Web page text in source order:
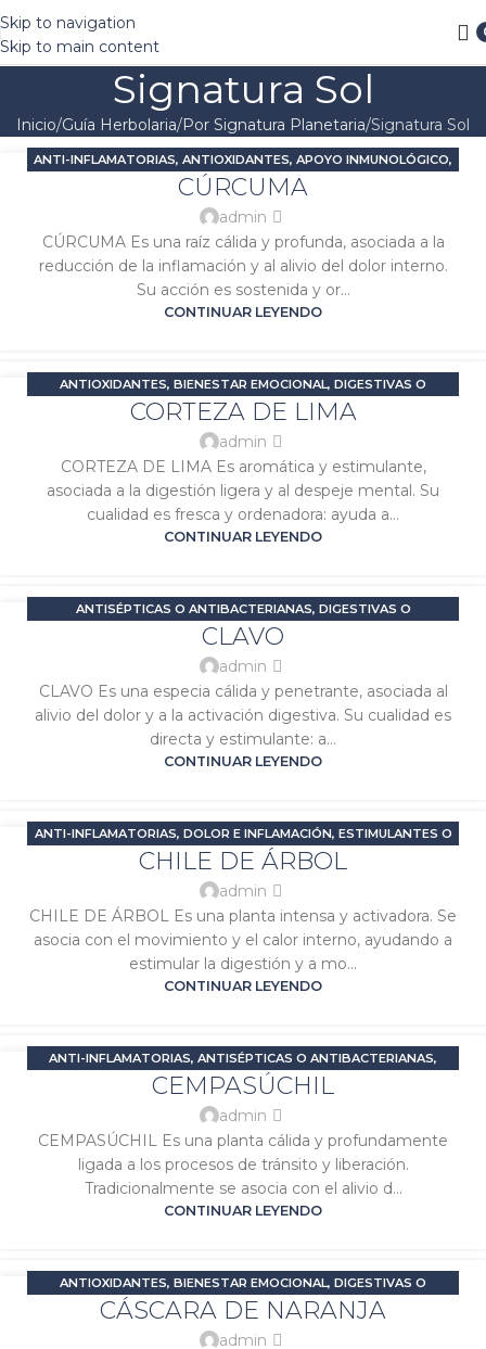
Skip to navigation
Skip to main content
Signatura Sol
Inicio Guía Herbolaria Por Signatura Planetaria Signatura Sol
04ANTI-INFLAMATORIAS, ANTIOXIDANTES, APOYO INMUNOLÓGICO,
DOLOR E INFLAMACIÓN,PROBLEMAS DIGESTIVOS
JÚPITER,
CÚRCUMA
admin
CÚRCUMA Es una raíz cálida y profunda, asociada a la
reducción de la inflamación y al alivio del dolor interno.
Su acción es sostenida y or...
CONTINUAR LEYENDO
04 ANTIOXIDANTES, BIENESTAR EMOCIONAL, DIGESTIVAS O
CARMINATIVAS,ESTRÉS Y ANSIEDAD,PROBLEMAS DIGESTIVOS
SIGNATURA JÚPITER
CORTEZA DE LIMA
admin
CORTEZA DE LIMA Es aromática y estimulante,
asociada a la digestión ligera y al despeje mental. Su
cualidad es fresca y ordenadora: ayuda a...
CONTINUAR LEYENDO
04 ANTISÉPTICAS O ANTIBACTERIANAS, DIGESTIVAS O
DOLOR E INFLAMACIÓN,
SIGNATURA MARTE
, SIGNATURA SOL
CLAVO
admin
CLAVO Es una especia cálida y penetrante, asociada al
alivio del dolor y a la activación digestiva. Su cualidad es
directa y estimulante: a...
CONTINUAR LEYENDO
04ANTI-INFLAMATORIAS, DOLOR E INFLAMACIÓN, ESTIMULANTES O
ENERGIZANTES,PROBLEMAS DIGESTIVOS,SIGNATURA MARTE
SIGNATURA SOL
CHILE DE ÁRBOL
admin
CHILE DE ÁRBOL Es una planta intensa y activadora. Se
asocia con el movimiento y el calor interno, ayudando a
estimular la digestión y a mo...
CONTINUAR LEYENDO
04 ANTI-INFLAMATORIAS, ANTISÉPTICAS O ANTIBACTERIANAS,
DIGESTIVAS O CARMINATIVAS
DOLOR E INFLAMACIÓN
PROBLEMAS DIGESTIVOS, SALUD FEMENINA
CEMPASÚCHIL
admin
CEMPASÚCHIL Es una planta cálida y profundamente
ligada a los procesos de tránsito y liberación.
Tradicionalmente se asocia con el alivio d...
CONTINUAR LEYENDO
04 ANTIOXIDANTES, BIENESTAR EMOCIONAL, DIGESTIVAS O
CARMINATIVAS,ESTIMULANTES O ENERGIZANTES ,ESTRÉS Y
PROBLEMAS DIGESTIVOS SIGNATURA SOL
CÁSCARA DE NARANJA
admin
Envío SIN COSTO en pedidos arriba de $1000 MXN